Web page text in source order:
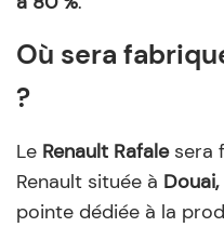
Où sera
?
Le Renault Rafalesera
Renault située à
pointe dédiée à la